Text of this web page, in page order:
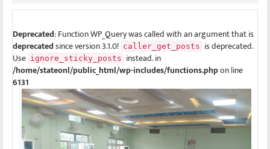
Deprecated: Function WP_Query was called with an argument that is
deprecatedsince version 3.1.0! caller_get_posts is deprecated.
Use ignore_sticky_posts instead. in
/home/stateonl/public_html/wp-includes/functions.phpon line
6131